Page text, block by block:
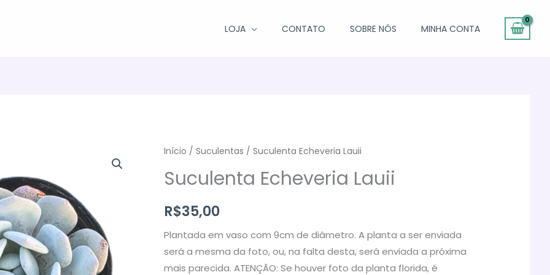
LOJA CONTATO SOBRE NÓS MINHA CONTA
Início /Suculentas / Suculenta Echeveria Lauii
Suculenta Echeveria Lauii
R$35,00
Plantada em vaso com 9cm de diâmetro. A planta a ser enviada
será a mesma da foto, ou, na falta desta, será enviada a próxima
mais parecida. ATENÇÃO: Se houver foto da planta florida, é